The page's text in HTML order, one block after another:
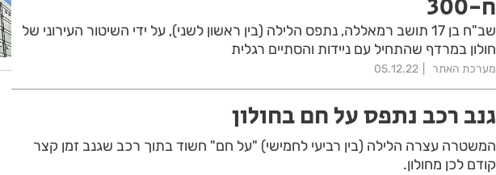
ח-300
שב"ח בן 17 תושב רמאללה, נתפס הלילה (בין ראשון לשני), על ידי השיטור העירוני של
חולון במרדף שהתחיל עם ניידות והסתיים רגלית
מערכת האתר 05.12.22
גנב רכב נתפס על חם בחולון
המשטרה עצרה הלילה (בין רביעי לחמישי) "על חם" חשוד בתוך רכב שגנב זמן קצר
קודם לכן מחולון.